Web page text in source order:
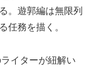
。遊郭編は無限列
任務を描く。
イターが紐解い